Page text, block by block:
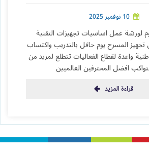
10 نوفمبر 2025
لورشة عمل اساسيات تجهيزات التقنية
تجهيز المسرح يوم حافل بالتدريب واكتساب
واعدة لقطاع الفعاليات تتطلع لمزيد من
افضل المحترفين العالميين
قراءة المزيد